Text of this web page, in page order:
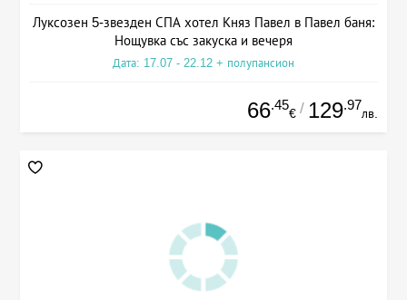
Луксозен 5-звезден СПА хотел Княз Павел в Павел баня:
Нощувка със закуска и вечеря
Дата: 17.07 - 22.12 + полупансион
66.45
€ / 129.97
лв.